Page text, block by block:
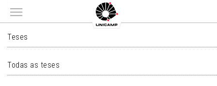
Main menu
TESES
Teses
Todas as teses